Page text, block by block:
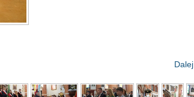
Dalej